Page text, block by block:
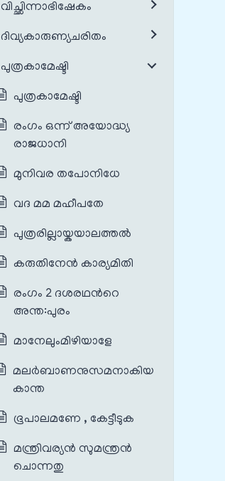
വിച്ഛിന്നാഭിഷേകം
ദിവ്യകാരുണ്യചരിതം
പുത്രകാമേഷ്ടി
പുത്രകാമേഷ്ടി
രംഗം ഒന്ന് അയോദ്ധ്യ
രാജധാനി
മുനിവര തപോനിധേ
വദ മമ മഹീപതേ
പുത്രരില്ലായ്കയാലത്തൽ
കരുതിനേൻ കാര്യമിതി
രംഗം 2 ദശരഥന്‍റെ
അന്ത:പുരം
മാനേലുംമിഴിയാളേ
മലർബാണനുസമനാകിയ
കാന്ത
ഭൂപാലമണേ , കേട്ടീടുക
മന്ത്രിവര്യൻ‍ സുമന്ത്രൻ‍
ചൊന്നതു